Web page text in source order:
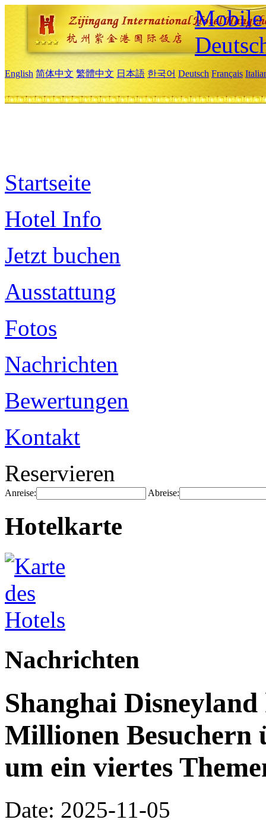
Mobile
English 简体中文 繁體中文 日本語 한국어 Deutsch Français
Startseite
Hotel Info
Jetzt buchen
Ausstattung
Fotos
Nachrichten
Bewertungen
Kontakt
Reservieren
Anreise: Abreise:
Hotelkarte
Nachrichten
Shanghai
Millionen
um ein viertes
Date: 2025-11-05